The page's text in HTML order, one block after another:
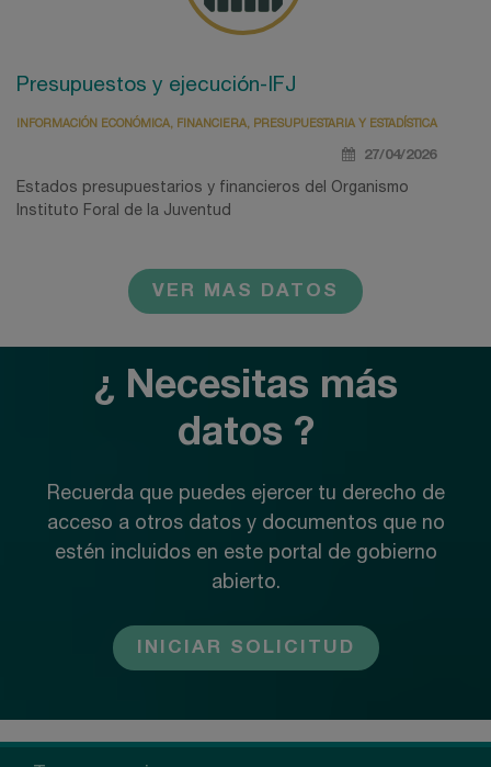
Presupuestos y ejecución-IFJ
INFORMACIÓN ECONÓMICA, FINANCIERA, PRESUPUESTARIA Y ESTADÍSTICA
27/04/2026
Estados presupuestarios y financieros del Organismo
Instituto Foral de la Juventud
VER MAS DATOS
¿ Necesitas más
datos ?
Recuerda que puedes ejercer tu derecho de
acceso a otros datos y documentos que no
estén incluidos en este portal de gobierno
abierto.
INICIAR SOLICITUD